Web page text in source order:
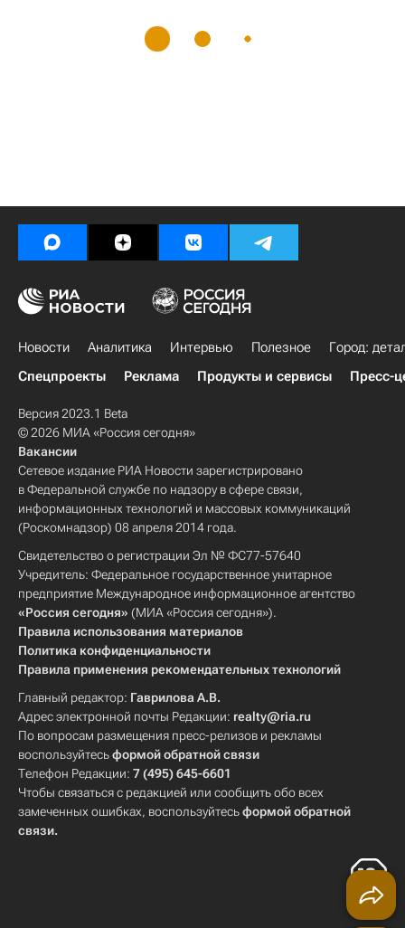
Новости Аналитика Интервью Полезное
Город:
Спецпроекты
Реклама Продукты и сервисы Пресс-
Версия 2023.1 Beta
© 2026 МИА «Россия сегодня»
Вакансии
Сетевое издание РИА Новости зарегистрировано
в Федеральной службе по надзору в сфере связи,
информационных технологий и массовых коммуникаций
(Роскомнадзор) 08 апреля 2014 года.
Свидетельство о регистрации Эл № ФС77-57640
Учредитель: Федеральное государственное унитарное
предприятие Международное информационное агентство
«Россия сегодня» (МИА «Россия сегодня»).
Правила использования материалов
Политика конфиденциальности
Правила применения рекомендательных технологий
Главный редактор: Гаврилова А.В.
Адрес электронной почты Редакции: realty@ria.ru
По вопросам размещения пресс-релизов и рекламы
воспользуйтесьформой обратной связи
Телефон Редакции: 7 (495) 645-6601
Чтобы связаться с редакцией или сообщить обо всех
замеченных ошибках, воспользуйтесьформой обратной
связи.